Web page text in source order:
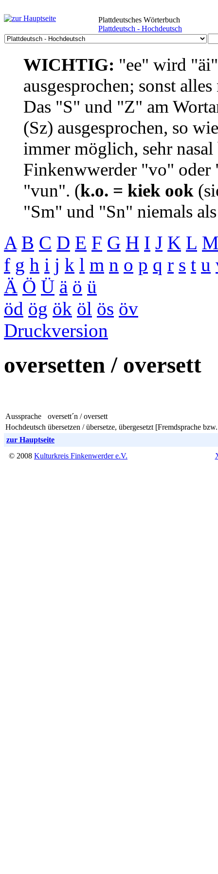
Plattdeutsches Wörterbuch
Plattdeutsch - Hochdeutsch
WICHTIG: "ee" wird
ausgesprochen; sonst
Das "S" und "Z" am
(Sz) ausgesprochen, so
immer möglich, sehr
Finkenwwerder "vo"
"vun". (k.o. = kiek ook
"Sm" und "Sn" niemals
A B C D E F G H I J K L
f g h i j k l m n o p q r s t u
Ä Ö Ü ä ö ü
öd ög ök öl ös öv
Druckversion
oversetten / oversett
Aussprache
oversett´n / oversett
Hochdeutsch übersetzen / übersetze, übergesetzt [Fremdsprache
zur Hauptseite
© 2008 Kulturkreis Finkenwerder e.V.